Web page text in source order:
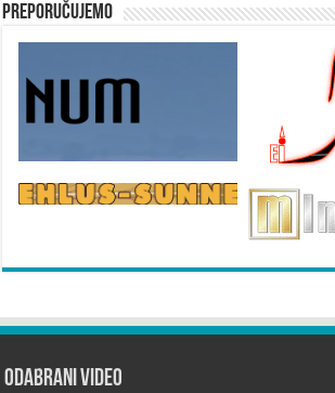
Preporučujemo
Odabrani Video